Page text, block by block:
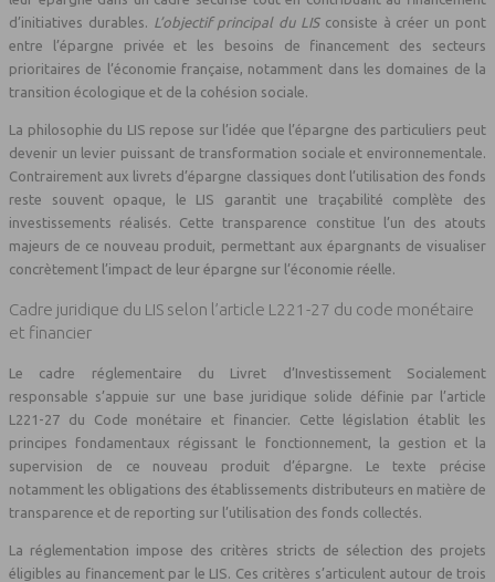
d’initiatives durables. L’objectif principal du LISconsiste à créer un pont
entre l’épargne privée et les besoins de financement des secteurs
prioritaires de l’économie française, notamment dans les domaines de la
transition écologique et de la cohésion sociale.
La philosophie du LIS repose sur l’idée que l’épargne des particuliers peut
devenir un levier puissant de transformation sociale et environnementale.
Contrairement aux livrets d’épargne classiques dont l’utilisation des fonds
reste souvent opaque, le LIS garantit une traçabilité complète des
investissements réalisés. Cette transparence constitue l’un des atouts
majeurs de ce nouveau produit, permettant aux épargnants de visualiser
concrètement l’impact de leur épargne sur l’économie réelle.
Cadre juridique du LIS selon l’article L221-27 du code monétaire
et financier
Le cadre réglementaire du Livret d’Investissement Socialement
responsable s’appuie sur une base juridique solide définie par l’article
L221-27 du Code monétaire et financier. Cette législation établit les
principes fondamentaux régissant le fonctionnement, la gestion et la
supervision de ce nouveau produit d’épargne. Le texte précise
notamment les obligations des établissements distributeurs en matière de
transparence et de reporting sur l’utilisation des fonds collectés.
La réglementation impose des critères stricts de sélection des projets
éligibles au financement par le LIS. Ces critères s’articulent autour de trois